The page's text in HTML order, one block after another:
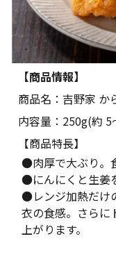
【商品情報】
商品名：吉野家 か
内容量：250g(約 5
【商品特長】
●肉厚で大ぶり。
●にんにくと生姜
●レンジ加熱だけ
衣の食感。さらに
上がります。